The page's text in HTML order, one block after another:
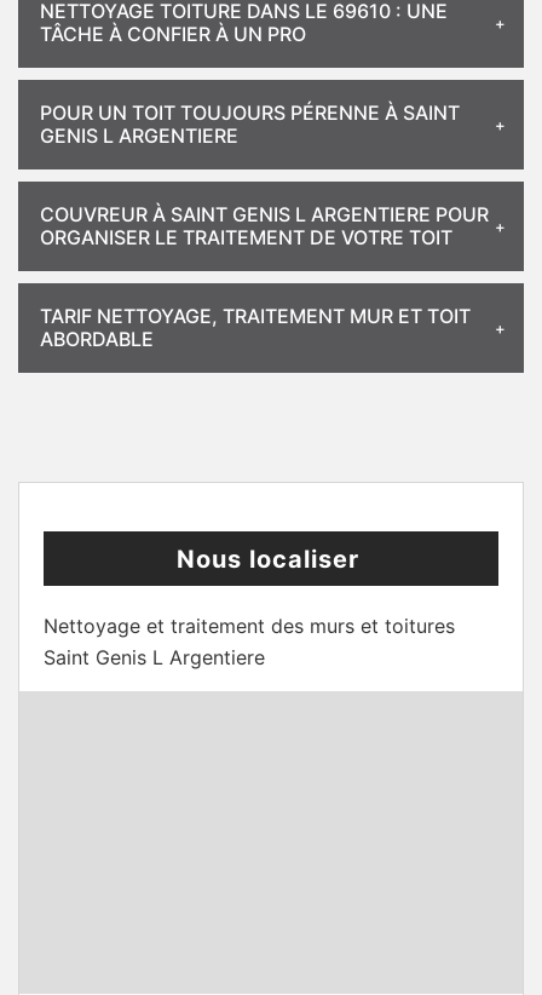
NETTOYAGE TOITURE DANS LE 69610 : UNE
TÂCHE À CONFIER À UN PRO
POUR UN TOIT TOUJOURS PÉRENNE À SAINT
GENIS L ARGENTIERE
COUVREUR À SAINT GENIS L ARGENTIERE POUR
ORGANISER LE TRAITEMENT DE VOTRE TOIT
TARIF NETTOYAGE, TRAITEMENT MUR ET TOIT
ABORDABLE
Nous localiser
Nettoyage et traitement des murs et toitures
Saint Genis L Argentiere